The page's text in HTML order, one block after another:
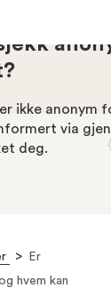
ikke anonym
via
deg.
Er
hvem kan